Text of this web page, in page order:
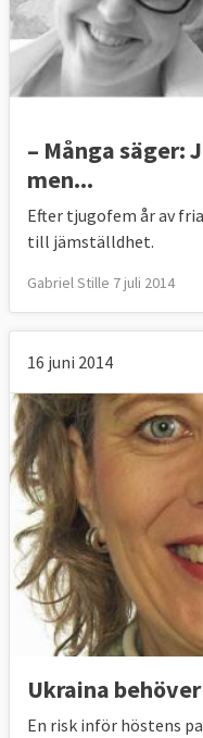
– Många säger:
men...
Efter tjugofem år av
till jämställdhet.
Gabriel Stille 7 juli 2014
16 juni 2014
Ukraina
En risk inför höstens